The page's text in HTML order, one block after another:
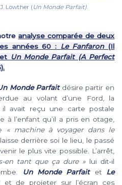
Lowther ( Un Monde Parfait).
analyse comparée de deux
années 60 : Le Fanfaron(Il
Un Monde Parfait (A Perfect
Monde Parfait désire partir en
au volant d’une Ford, la
avait reçu une carte postale
à l’enfant qu’il a pris en otage,
« machine à voyager dans le
derrière soi le lieu, le passé
le plus vite possible. L’arrêt,
en tant que ça dure » lui dit-il
Un Monde Parfait et Le
de projeter sur l’écran ces